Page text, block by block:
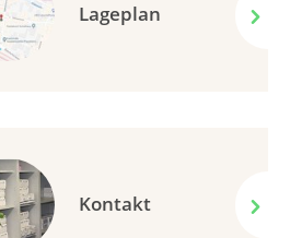
Lageplan
Kontakt